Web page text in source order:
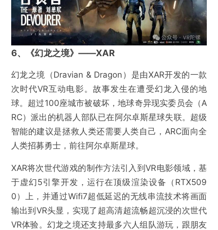
6、《幻龙之境》——XAR
幻龙之境（Dravian & Dragon）是由XAR开发的一款
次时代VR互动电影。故事发生在遭受幻龙入侵的地
球。超过100座城市被破坏，地球奇异现实委员会（A
RC）派出的机器人部队已在阿尔卓斯星球失联。超级
智能的建议是拯救人类还需要人类自己，ARC面向全
人类招募勇士，前往阿尔卓斯星球。
XAR将次世代游戏的制作方法引入到VR电影领域，基
于虚幻5引擎开发，运行在顶级渲染设备（RTX509
0）上，并通过Wifi7超低延迟的无线串流技术将画面
输出到VR头显，实现了超高清超流畅超沉浸的次世代
VR体验。幻龙之境还支持最多六人组队游玩，跟朋友